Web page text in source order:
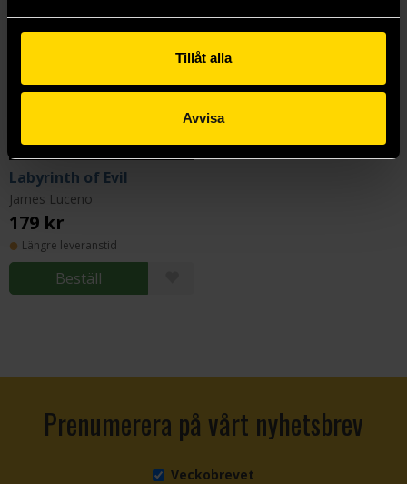
Tillåt alla
Avvisa
Labyrinth of Evil
James Luceno
179 kr
Längre leveranstid
Beställ
Prenumerera på vårt nyhetsbrev
Veckobrevet